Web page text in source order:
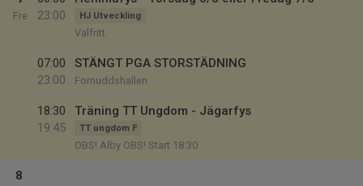
Fre
23:00
HJ Utveckling
Valfritt
07:00
23:00
STÄNGT PGA STORSTÄDNING
Fornuddshallen
18:30
19:45
Träning TT Ungdom - Jägarfys
TT ungdom F
OBS! Alby OBS! Start 18:30
8